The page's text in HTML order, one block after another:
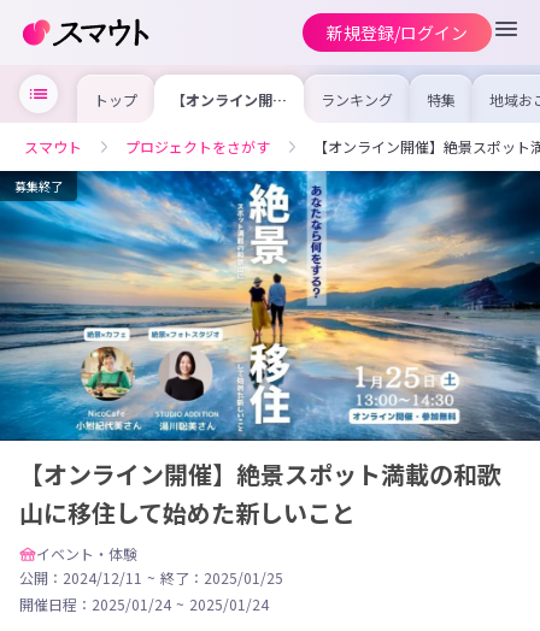
新規登録/ログイン
トップ 【オンライン開
催】絶景スポット
住して始めた新し
いこと
ランキング 特集 地域お
の求
を集め
事内容
を比較
合った
けよう
スマウト プロジェクトをさがす 【オンライン開催】絶景スポッ
募集終了
【オンライン開催】絶景スポット満載の和歌
山に移住して始めた新しいこと
イベント・体験
公開：2024/12/11 ~ 終了：2025/01/25
開催日程： 2025/01/24 ~ 2025/01/24